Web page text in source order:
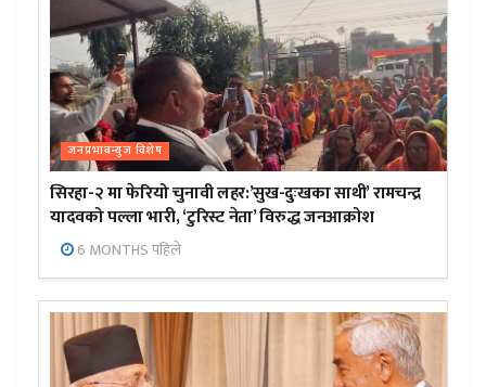
जनप्रभाबन्युज विशेष
सिरहा-२ मा फेरियो चुनावी लहर:’सुख-दुःखका साथी’ रामचन्द्र
यादवको पल्ला भारी, ‘टुरिस्ट नेता’ विरुद्ध जनआक्रोश
6 MONTHS पहिले